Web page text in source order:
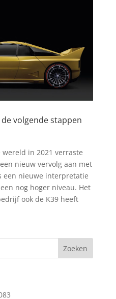
de volgende stappen
in 2021 verraste
nieuw vervolg aan met
een nieuwe interpretatie
nog hoger niveau. Het
ook de K39 heeft